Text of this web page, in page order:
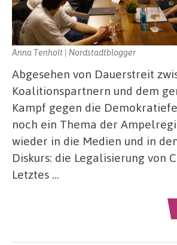
Anna Tenholt | Nordstadtblogger
Abgesehen von Dauerstreit
Koalitionspartnern und dem
Kampf gegen die
noch ein Thema der
wieder in die Medien und in
Diskurs: die Legalisierung von
Letztes …